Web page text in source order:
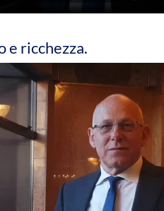
e ricchezza.